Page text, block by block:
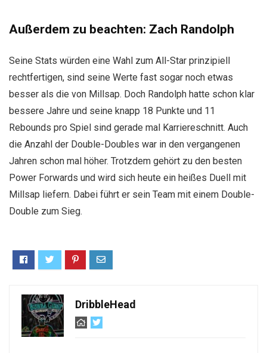
Außerdem zu beachten: Zach Randolph
Seine Stats würden eine Wahl zum All-Star prinzipiell
rechtfertigen, sind seine Werte fast sogar noch etwas
besser als die von Millsap. Doch Randolph hatte schon klar
bessere Jahre und seine knapp 18 Punkte und 11
Rebounds pro Spiel sind gerade mal Karriereschnitt. Auch
die Anzahl der Double-Doubles war in den vergangenen
Jahren schon mal höher. Trotzdem gehört zu den besten
Power Forwards und wird sich heute ein heißes Duell mit
Millsap liefern. Dabei führt er sein Team mit einem Double-
Double zum Sieg.
DribbleHead